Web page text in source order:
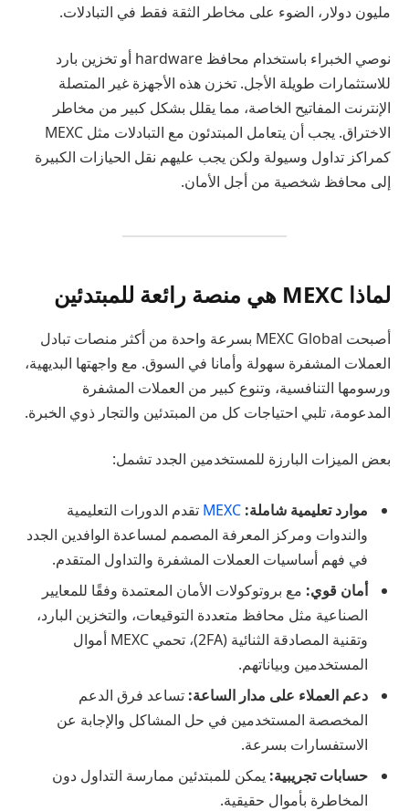
مليون دولار، الضوء على مخاطر الثقة فقط في التبادلات.
نوصي الخبراء باستخدام محافظ hardware أو تخزين بارد
للاستثمارات طويلة الأجل. تخزن هذه الأجهزة غير المتصلة
الإنترنت المفاتيح الخاصة، مما يقلل بشكل كبير من مخاطر
الاختراق. يجب أن يتعامل المبتدئون مع التبادلات مثل MEXC
كمراكز تداول وسيولة ولكن يجب عليهم نقل الحيازات الكبيرة
إلى محافظ شخصية من أجل الأمان.
لماذا MEXC هي منصة رائعة للمبتدئين
أصبحت MEXC Global بسرعة واحدة من أكثر منصات تبادل
العملات المشفرة سهولة وأمانا في السوق. مع واجهتها البديهية،
ورسومها التنافسية، وتنوع كبير من العملات المشفرة
المدعومة، تلبي احتياجات كل من المبتدئين والتجار ذوي الخبرة.
بعض الميزات البارزة للمستخدمين الجدد تشمل:
موارد تعليمية شاملة: MEXC تقدم الدورات التعليمية
والندوات ومركز المعرفة المصمم لمساعدة الوافدين الجدد
في فهم أساسيات العملات المشفرة والتداول المتقدم.
أمان قوي: مع بروتوكولات الأمان المعتمدة وفقًا للمعايير
الصناعية مثل محافظ متعددة التوقيعات، والتخزين البارد،
وتقنية المصادقة الثنائية (2FA)، تحمي MEXC أموال
المستخدمين وبياناتهم.
دعم العملاء على مدار الساعة: تساعد فرق الدعم
المخصصة المستخدمين في حل المشاكل والإجابة عن
الاستفسارات بسرعة.
حسابات تجريبية: يمكن للمبتدئين ممارسة التداول دون
المخاطرة بأموال حقيقية.